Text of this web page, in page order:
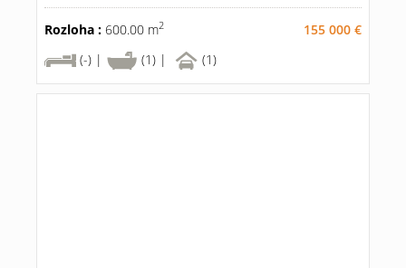
Rozloha : 600.00 m2
155 000 €
(-) |
(1) | (1)